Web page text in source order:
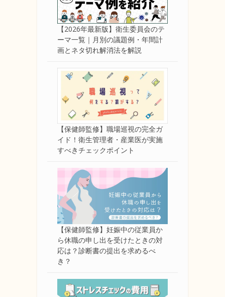
【2026年最新版】衛生委員会のテ
ーマ一覧｜月別の議題例・年間計
画とネタ切れ解消法を解説
【保健師監修】職場巡視の完全ガ
イド！衛生管理者・産業医が実施
すべきチェックポイント
【保健師監修】妊娠中の従業員か
ら休職の申し出を受けたときの対
応は？診断書の提出を求めるべ
き？